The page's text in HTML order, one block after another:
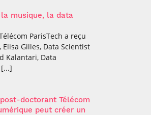
musique, la data
ParisTech a reçu
Gilles, Data Scientist
Kalantari, Data
doctorant Télécom
peut créer un